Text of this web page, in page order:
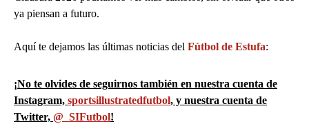
ya piensan a futuro.
Aquí te dejamos las últimas noticias del Fútbol de Estufa:
¡No te olvides de seguirnos también en nuestra cuenta de
Instagram, sportsillustratedfutbol, y nuestra cuenta de
Twitter, @_SIFutbol!